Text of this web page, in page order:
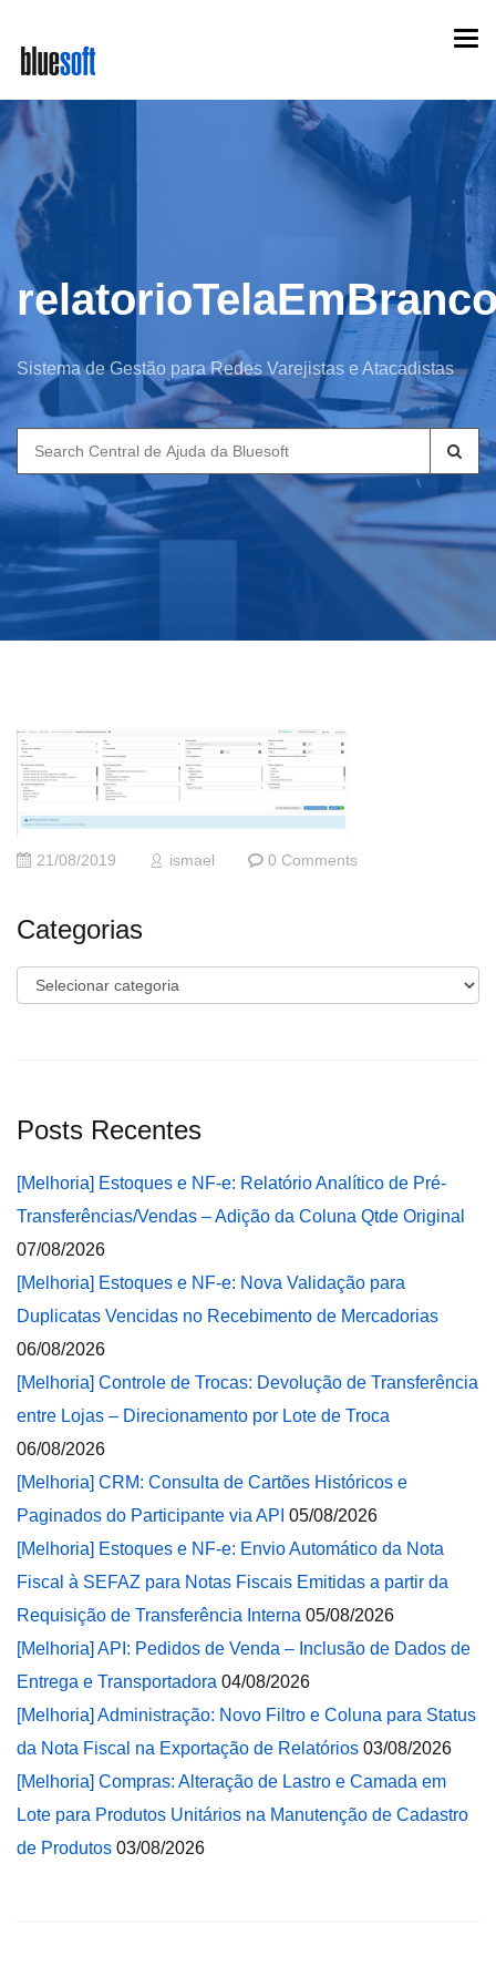
main
content
Sistema de Gestão para Redes Varejistas e Atacadistas
Search
for:
21/08/2019 ismael 0 Comments
Categorias
Categorias
Posts Recentes
[Melhoria] Estoques e NF-e: Relatório Analítico de Pré-
Transferências/Vendas – Adição da Coluna Qtde Original
07/08/2026
[Melhoria] Estoques e NF-e: Nova Validação para
Duplicatas Vencidas no Recebimento de Mercadorias
06/08/2026
[Melhoria] Controle de Trocas: Devolução de Transferência
entre Lojas – Direcionamento por Lote de Troca
06/08/2026
[Melhoria] CRM: Consulta de Cartões Históricos e
Paginados do Participante via API 05/08/2026
[Melhoria] Estoques e NF-e: Envio Automático da Nota
Fiscal à SEFAZ para Notas Fiscais Emitidas a partir da
Requisição de Transferência Interna 05/08/2026
[Melhoria] API: Pedidos de Venda – Inclusão de Dados de
Entrega e Transportadora 04/08/2026
[Melhoria] Administração: Novo Filtro e Coluna para Status
da Nota Fiscal na Exportação de Relatórios 03/08/2026
[Melhoria] Compras: Alteração de Lastro e Camada em
Lote para Produtos Unitários na Manutenção de Cadastro
de Produtos 03/08/2026